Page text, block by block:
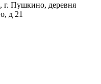
г. Пушкино, деревня
д 21